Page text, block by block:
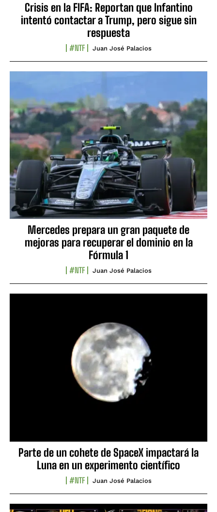
Crisis en la FIFA: Reportan que Infantino
intentó contactar a Trump, pero sigue sin
respuesta
#NTF Juan José Palacios
Mercedes prepara un gran paquete de
mejoras para recuperar el dominio en la
Fórmula 1
#NTF Juan José Palacios
Parte de un cohete de SpaceX impactará la
Luna en un experimento científico
#NTF Juan José Palacios